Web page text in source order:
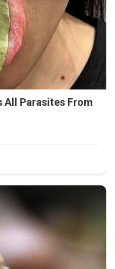
All Parasites From